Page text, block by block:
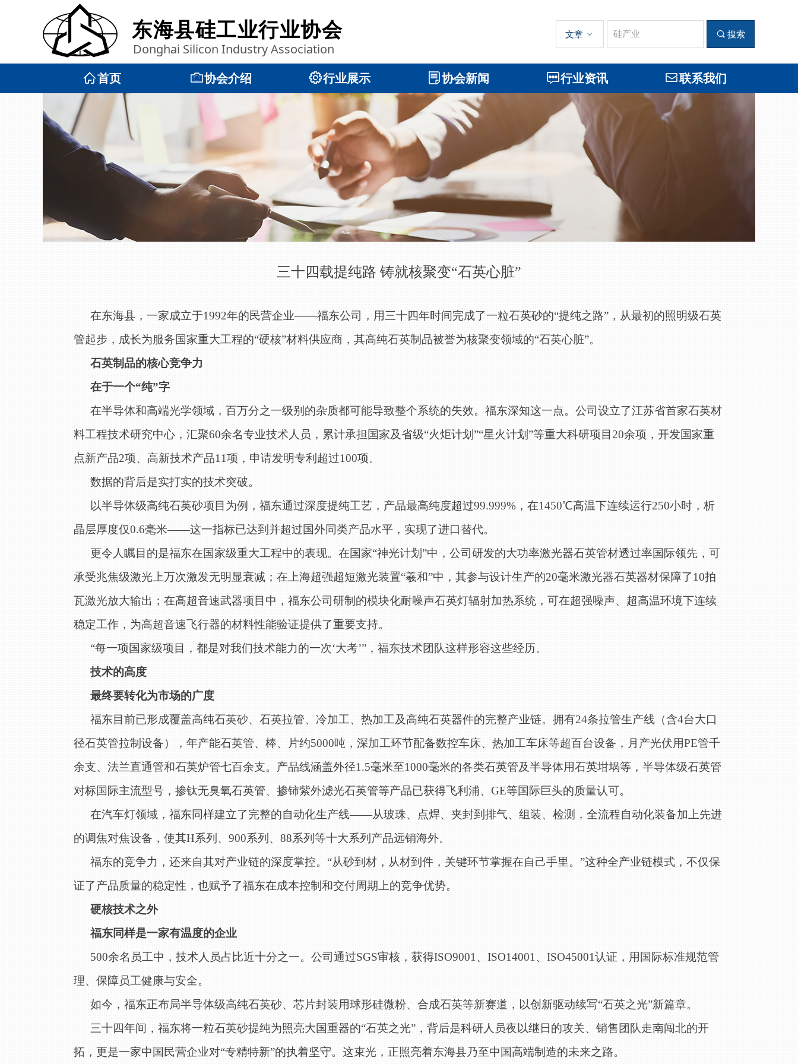
东海县硅工业行业协会 끠 搜索
文章 ꀁ
Donghai Silicon Industry Association
ꀇ首页 ꄒ协会介绍 ꂉ行业展示 ꂓ协会新闻 ꁳ行业资讯 ꂘ联系我们
在东海县，一家成立于1992年的民营企业——福东公司，用三十四年时间完成了一粒石英砂的“提纯之路”，从最初的照明级石英
管起步，成长为服务国家重大工程的“硬核”材料供应商，其高纯石英制品被誉为核聚变领域的“石英心脏”。
石英制品的核心竞争力
在于一个“纯”字
在半导体和高端光学领域，百万分之一级别的杂质都可能导致整个系统的失效。福东深知这一点。公司设立了江苏省首家石英材
料工程技术研究中心，汇聚60余名专业技术人员，累计承担国家及省级“火炬计划”“星火计划”等重大科研项目20余项，开发国家重
点新产品2项、高新技术产品11项，申请发明专利超过100项。
数据的背后是实打实的技术突破。
以半导体级高纯石英砂项目为例，福东通过深度提纯工艺，产品最高纯度超过99.999%，在1450℃高温下连续运行250小时，析
晶层厚度仅0.6毫米——这一指标已达到并超过国外同类产品水平，实现了进口替代。
更令人瞩目的是福东在国家级重大工程中的表现。在国家“神光计划”中，公司研发的大功率激光器石英管材透过率国际领先，可
承受兆焦级激光上万次激发无明显衰减；在上海超强超短激光装置“羲和”中，其参与设计生产的20毫米激光器石英器材保障了10拍
瓦激光放大输出；在高超音速武器项目中，福东公司研制的模块化耐噪声石英灯辐射加热系统，可在超强噪声、超高温环境下连续
稳定工作，为高超音速飞行器的材料性能验证提供了重要支持。
“每一项国家级项目，都是对我们技术能力的一次‘大考’”，福东技术团队这样形容这些经历。
技术的高度
最终要转化为市场的广度
福东目前已形成覆盖高纯石英砂、石英拉管、冷加工、热加工及高纯石英器件的完整产业链。拥有24条拉管生产线（含4台大口
径石英管拉制设备），年产能石英管、棒、片约5000吨，深加工环节配备数控车床、热加工车床等超百台设备，月产光伏用PE管千
余支、法兰直通管和石英炉管七百余支。产品线涵盖外径1.5毫米至1000毫米的各类石英管及半导体用石英坩埚等，半导体级石英管
对标国际主流型号，掺钛无臭氧石英管、掺铈紫外滤光石英管等产品已获得飞利浦、GE等国际巨头的质量认可。
在汽车灯领域，福东同样建立了完整的自动化生产线——从玻珠、点焊、夹封到排气、组装、检测，全流程自动化装备加上先进
的调焦对焦设备，使其H系列、900系列、88系列等十大系列产品远销海外。
福东的竞争力，还来自其对产业链的深度掌控。 “从砂到材，从材到件，关键环节掌握在自己手里。”这种全产业链模式，不仅保
证了产品质量的稳定性，也赋予了福东在成本控制和交付周期上的竞争优势。
硬核技术之外
福东同样是一家有温度的企业
500余名员工中，技术人员占比近十分之一。公司通过SGS审核，获得ISO9001、ISO14001、ISO45001认证，用国际标准规范管
理、保障员工健康与安全。
如今，福东正布局半导体级高纯石英砂、芯片封装用球形硅微粉、合成石英等新赛道，以创新驱动续写“石英之光”新篇章。
三十四年间，福东将一粒石英砂提纯为照亮大国重器的“石英之光”，背后是科研人员夜以继日的攻关、销售团队走南闯北的开
拓，更是一家中国民营企业对“专精特新”的执着坚守。这束光，正照亮着东海县乃至中国高端制造的未来之路。
三十四载提纯路 铸就核聚变“石英心脏”